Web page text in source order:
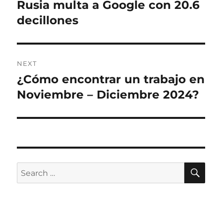
Previous
post:
Rusia multa a Google con 20.6
decillones
NEXT
Next
post:
¿Cómo encontrar un trabajo en
Noviembre – Diciembre 2024?
Search
for: